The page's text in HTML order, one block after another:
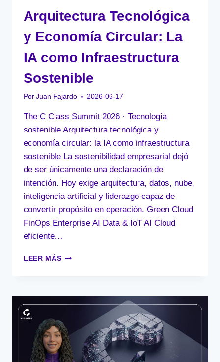
Arquitectura Tecnológica
y Economía Circular: La
IA como Infraestructura
Sostenible
Por Juan Fajardo 2026-06-17
The C Class Summit 2026 · Tecnología
sostenible Arquitectura tecnológica y
economía circular: la IA como infraestructura
sostenible La sostenibilidad empresarial dejó
de ser únicamente una declaración de
intención. Hoy exige arquitectura, datos, nube,
inteligencia artificial y liderazgo capaz de
convertir propósito en operación. Green Cloud
FinOps Enterprise AI Data & IoT AI Cloud
eficiente…
LEER MÁS ARQUITECTURA
CIRCULAR:
COMO
INFRAESTRUCTURA
SOSTENIBLE